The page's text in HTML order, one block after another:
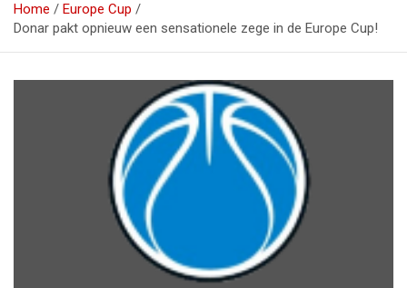
Home
Europe Cup
Donar pakt opnieuw een sensationele zege in de Europe Cup!